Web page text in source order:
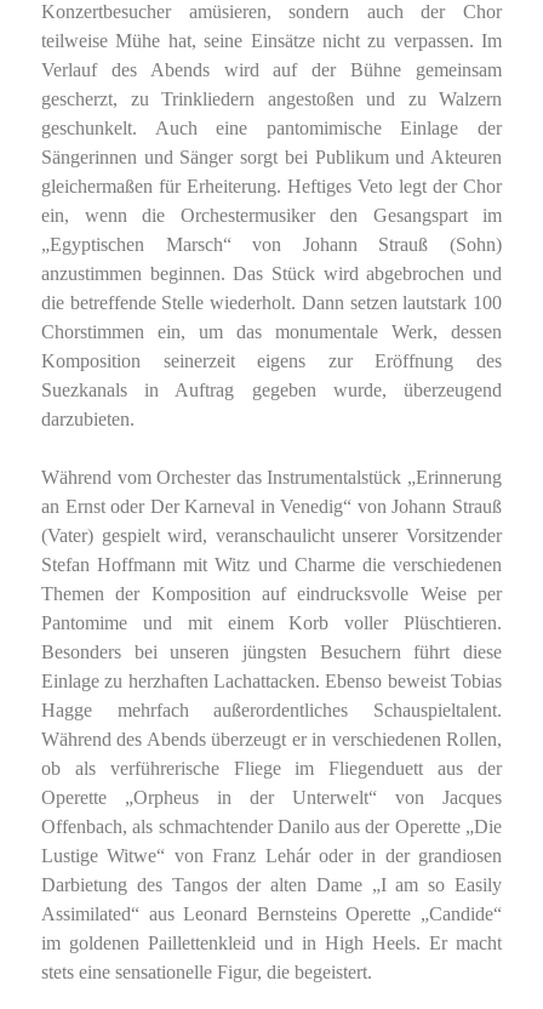
Konzertbesucher amüsieren, sondern auch der Chor
teilweise Mühe hat, seine Einsätze nicht zu verpassen. Im
Verlauf des Abends wird auf der Bühne gemeinsam
gescherzt, zu Trinkliedern angestoßen und zu Walzern
geschunkelt. Auch eine pantomimische Einlage der
Sängerinnen und Sänger sorgt bei Publikum und Akteuren
gleichermaßen für Erheiterung. Heftiges Veto legt der Chor
ein, wenn die Orchestermusiker den Gesangspart im
„Egyptischen Marsch“ von Johann Strauß (Sohn)
anzustimmen beginnen. Das Stück wird abgebrochen und
die betreffende Stelle wiederholt. Dann setzen lautstark 100
Chorstimmen ein, um das monumentale Werk, dessen
Komposition seinerzeit eigens zur Eröffnung des
Suezkanals in Auftrag gegeben wurde, überzeugend
darzubieten.
Während vom Orchester das Instrumentalstück „Erinnerung
an Ernst oder Der Karneval in Venedig“ von Johann Strauß
(Vater) gespielt wird, veranschaulicht unserer Vorsitzender
Stefan Hoffmann mit Witz und Charme die verschiedenen
Themen der Komposition auf eindrucksvolle Weise per
Pantomime und mit einem Korb voller Plüschtieren.
Besonders bei unseren jüngsten Besuchern führt diese
Einlage zu herzhaften Lachattacken. Ebenso beweist Tobias
Hagge mehrfach außerordentliches Schauspieltalent.
Während des Abends überzeugt er in verschiedenen Rollen,
ob als verführerische Fliege im Fliegenduett aus der
Operette „Orpheus in der Unterwelt“ von Jacques
Offenbach, als schmachtender Danilo aus der Operette „Die
Lustige Witwe“ von Franz Lehár oder in der grandiosen
Darbietung des Tangos der alten Dame „I am so Easily
Assimilated“ aus Leonard Bernsteins Operette „Candide“
im goldenen Paillettenkleid und in High Heels. Er macht
stets eine sensationelle Figur, die begeistert.